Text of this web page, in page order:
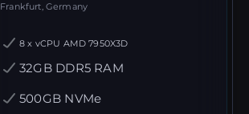
Frankfurt, Germany
8 x vCPU AMD 7950X3D
32GB DDR5 RAM
500GB NVMe